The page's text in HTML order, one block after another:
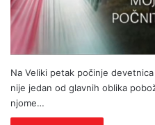
Na Veliki petak počinje
nije jedan od glavnih oblika
njome…